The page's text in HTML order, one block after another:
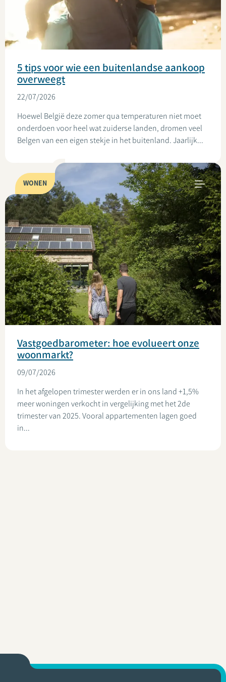
5 tips voor wie een buitenlandse aankoop
overweegt
22/07/2026
Hoewel België deze zomer qua temperaturen niet moet
onderdoen voor heel wat zuiderse landen, dromen veel
Belgen van een eigen stekje in het buitenland. Jaarlijk...
WONEN
Vastgoedbarometer: hoe evolueert onze
woonmarkt?
09/07/2026
In het afgelopen trimester werden er in ons land +1,5%
meer woningen verkocht in vergelijking met het 2de
trimester van 2025. Vooral appartementen lagen goed
in...